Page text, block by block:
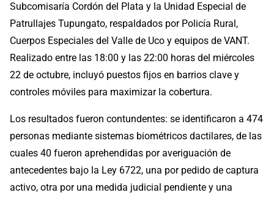
Subcomisaría Cordón del Plata y la Unidad Especial de
Patrullajes Tupungato, respaldados por Policía Rural,
Cuerpos Especiales del Valle de Uco y equipos de VANT.
Realizado entre las 18:00 y las 22:00 horas del miércoles
22 de octubre, incluyó puestos fijos en barrios clave y
controles móviles para maximizar la cobertura.
Los resultados fueron contundentes: se identificaron a 474
personas mediante sistemas biométricos dactilares, de las
cuales 40 fueron aprehendidas por averiguación de
antecedentes bajo la Ley 6722, una por pedido de captura
activo, otra por una medida judicial pendiente y una